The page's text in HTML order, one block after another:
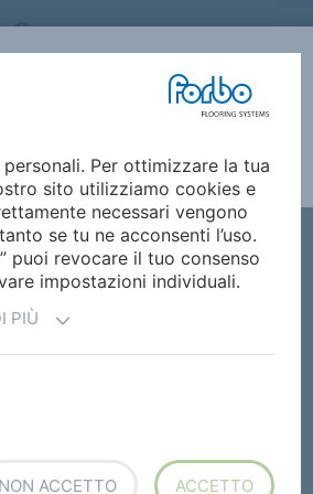
ITALY
DOWNLOAD
Per ottimizzare la tua
sito utilizziamo cookies e
necessari vengono
se tu ne acconsenti l’uso.
puoi revocare il tuo consenso
impostazioni individuali.
PIÙ
NON ACCETTO ACCETTO